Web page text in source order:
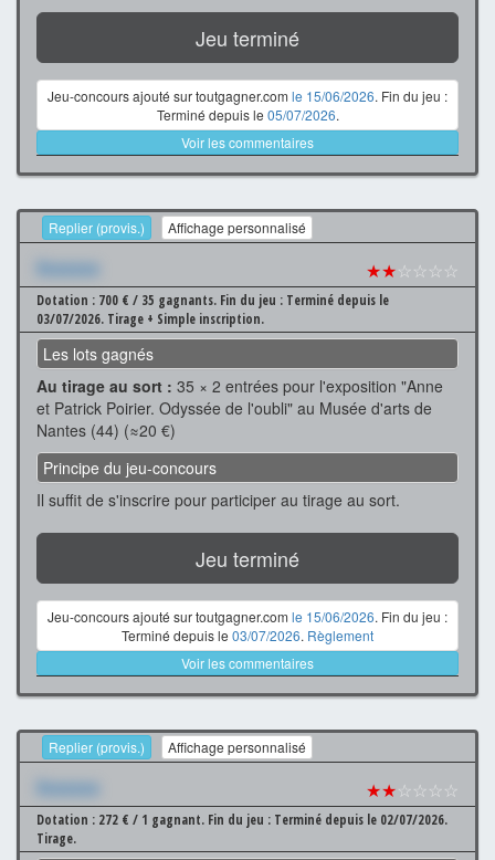
Jeu terminé
Jeu-concours ajouté sur toutgagner.com le 15/06/2026. Fin du jeu :
Terminé depuis le 05/07/2026.
Voir les commentaires
Replier (provis.) Affichage personnalisé
Xxxxxxx ★★☆☆☆☆
Dotation : 700 € / 35 gagnants. Fin du jeu : Terminé depuis le
03/07/2026. Tirage + Simple inscription.
Les lots gagnés
Au tirage au sort : 35 × 2 entrées pour l'exposition "Anne
et Patrick Poirier. Odyssée de l'oubli" au Musée d'arts de
Nantes (44) (≈20 €)
Principe du jeu-concours
Il suffit de s'inscrire pour participer au tirage au sort.
Jeu terminé
Jeu-concours ajouté sur toutgagner.com le 15/06/2026. Fin du jeu :
Terminé depuis le 03/07/2026. Règlement
Voir les commentaires
Replier (provis.) Affichage personnalisé
Xxxxxxx ★★☆☆☆☆
Dotation : 272 € / 1 gagnant. Fin du jeu : Terminé depuis le 02/07/2026.
Tirage.